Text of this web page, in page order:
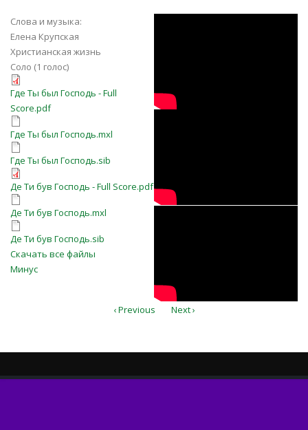
Слова и музыка:
Елена Крупская
Христианская жизнь
Соло (1 голос)
Где Ты был Господь - Full
Score.pdf
Где Ты был Господь - Full
Score.pdf
Где Ты был Господь.mxl
Где Ты был Господь.mxl
Где Ты был Господь.sib
Где Ты был Господь.sib
Де Ти був Господь - Full Score.pdf
Де Ти був Господь - Full Score.pdf
Де Ти був Господь.mxl
Де Ти був Господь.mxl
Де Ти був Господь.sib
Де Ти був Господь.sib
Скачать все файлы
Минус
‹ Previous Next ›